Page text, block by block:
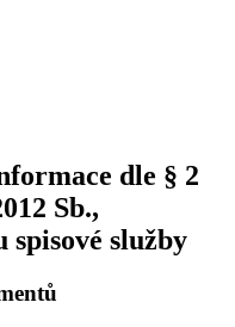
dle § 2
Sb.,
spisové služby